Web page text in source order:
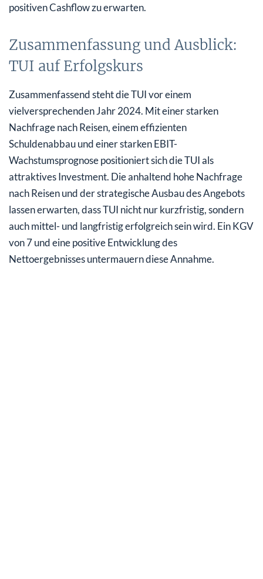
positiven Cashflow zu erwarten.
Zusammenfassung und Ausblick:
TUI auf Erfolgskurs
Zusammenfassend steht die TUI vor einem
vielversprechenden Jahr 2024. Mit einer starken
Nachfrage nach Reisen, einem effizienten
Schuldenabbau und einer starken EBIT-
Wachstumsprognose positioniert sich die TUI als
attraktives Investment. Die anhaltend hohe Nachfrage
nach Reisen und der strategische Ausbau des Angebots
lassen erwarten, dass TUI nicht nur kurzfristig, sondern
auch mittel- und langfristig erfolgreich sein wird. Ein KGV
von 7 und eine positive Entwicklung des
Nettoergebnisses untermauern diese Annahme.